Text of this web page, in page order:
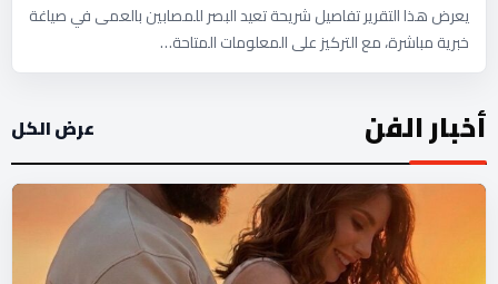
يعرض هذا التقرير تفاصيل شريحة تعيد البصر للمصابين بالعمى في صياغة
خبرية مباشرة، مع التركيز على المعلومات المتاحة…
أخبار الفن عرض الكل